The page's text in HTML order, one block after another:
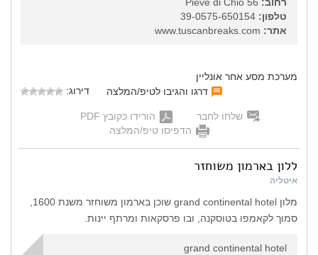
טלפון:
אתר:
מערכת מסע אחר אונליין
דרגו והגיבו לטיפ/המלצה
דירוג:
שלחו לחבר
הורידו כקובץ PDF
הדפיסו טיפ/המלצה
ללון בארמון משוחזר
איטליה
מלון grand continental hotel שוכן בארמון משוחזר משנת 1600,
סמוך לקאמפו בטוסקנה, ובו פרסקאות ומרתף יינות.
grand continental hotel